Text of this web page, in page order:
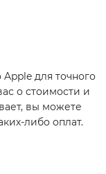
для точного
о стоимости и
вы можете
либо оплат.